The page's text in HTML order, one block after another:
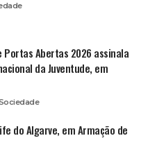
Portas Abertas 2026 assinala
da Juventude, em
do Algarve, em Armação de